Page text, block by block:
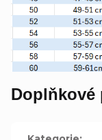
Doplňkové